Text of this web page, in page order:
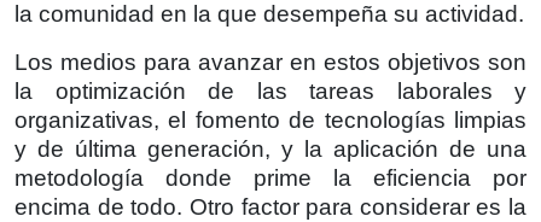
la comunidad en la que desempeña su actividad.
Los medios para avanzar en estos objetivos son
la optimización de las tareas laborales y
organizativas, el fomento de tecnologías limpias
y de última generación, y la aplicación de una
metodología donde prime la eficiencia por
encima de todo. Otro factor para considerar es la